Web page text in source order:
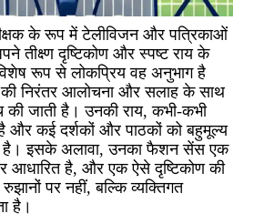
के रूप में टेलीविजन और पत्रिकाओं
तीक्ष्ण दृष्टिकोण और स्पष्ट राय के
रूप से लोकप्रिय वह अनुभाग है
की निरंतर आलोचना और सलाह के साथ
जाती है। उनकी राय, कभी-कभी
और कई दर्शकों और पाठकों को बहुमूल्य
है। इसके अलावा, उनका फैशन सेंस एक
पर आधारित है, और एक ऐसे दृष्टिकोण की
पर नहीं, बल्कि व्यक्तिगत
है।